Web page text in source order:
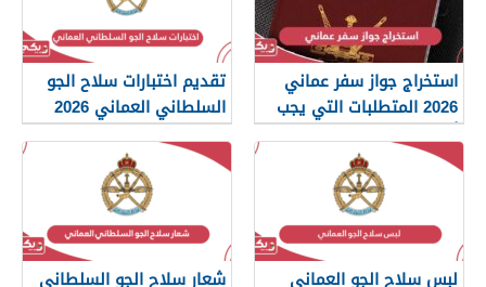
استخراج جواز سفر عماني
2026 المتطلبات التي يجب
أن تعرفها
تقديم اختبارات سلاح الجو
السلطاني العماني 2026
لبس سلاح الجو العماني شعار سلاح الجو السلطاني